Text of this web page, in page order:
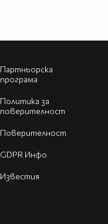
Партньорска
програма
Политика за
поверителност
Поверителност
GDPR Инфо
Известия